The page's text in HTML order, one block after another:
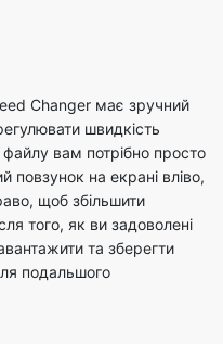
Changer має зручний
швидкість
повзунок на екрані вліво,
щоб збільшити
того, як ви задоволені
та зберегти
подальшого